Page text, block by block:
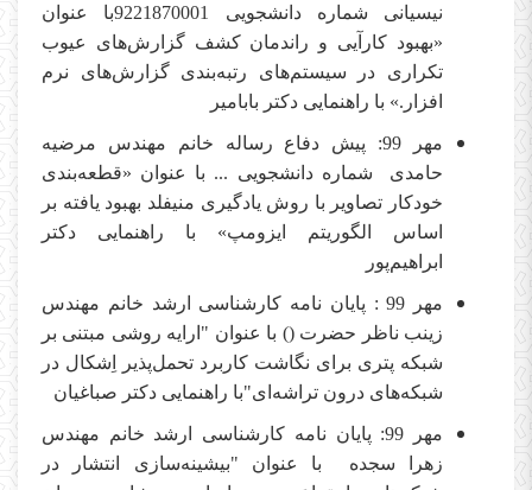
نیسیانی شماره دانشجویی 9221870001با عنوان
«بهبود کارآیی و راندمان کشف گزارش‌های عیوب
تکراری در سیستم‌های رتبه‌بندی گزارش‌های نرم
افزار.» با راهنمایی دکتر بابامیر
مهر 99: پیش دفاع رساله خانم مهندس مرضیه
حامدی شماره دانشجویی ... با عنوان «قطعه‌بندی
خودکار تصاویر با روش یادگیری منیفلد بهبود یافته بر
اساس الگوریتم ایزومپ» با راهنمایی دکتر
ابراهیم‌پور
مهر 99 : پایان نامه کارشناسی ارشد خانم مهندس
زینب ناظر حضرت () با عنوان "ارایه روشی مبتنی بر
شبکه پتری برای نگاشت کاربرد تحمل‌پذیر اِشکال در
شبکه‌های درون تراشه‌ای"با راهنمایی دکتر صباغیان
مهر 99: پایان نامه کارشناسی ارشد خانم مهندس
زهرا سجده با عنوان "بیشینه‌سازی انتشار در